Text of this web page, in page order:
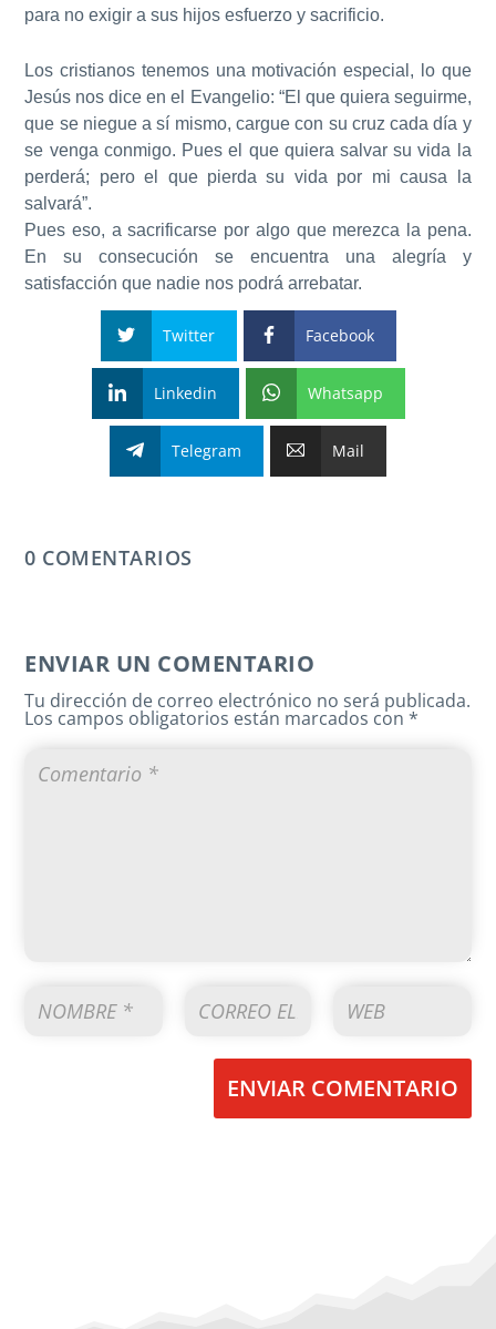
para no exigir a sus hijos esfuerzo y sacrificio.
Los cristianos tenemos una motivación especial, lo que
Jesús nos dice en el Evangelio: “El que quiera seguirme,
que se niegue a sí mismo, cargue con su cruz cada día y
se venga conmigo. Pues el que quiera salvar su vida la
perderá; pero el que pierda su vida por mi causa la
salvará”.
Pues eso, a sacrificarse por algo que merezca la pena.
En su consecución se encuentra una alegría y
satisfacción que nadie nos podrá arrebatar.
Twitter Facebook
Linkedin Whatsapp
Telegram Mail
0 COMENTARIOS
ENVIAR UN COMENTARIO
Tu dirección de correo electrónico no será publicada.
Los campos obligatorios están marcados con*
ENVIAR COMENTARIO